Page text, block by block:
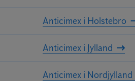
Anticimex i Holstebro
Anticimex i Jylland
Anticimex i Nordjylland